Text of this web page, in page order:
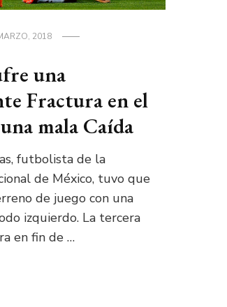
2018
una
Fractura en el
mala Caída
futbolista de la
de México, tuvo que
de juego con una
izquierdo. La tercera
en fin de …